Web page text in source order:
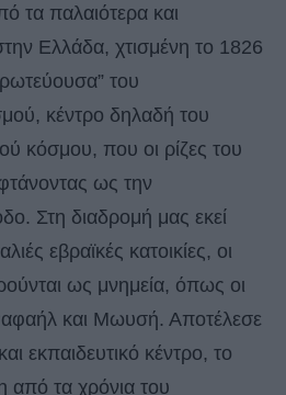
τα παλαιότερα και
Ελλάδα, χτισμένη το 1826
του
κέντρο δηλαδή του
κόσμου, που οι ρίζες του
ως την
Στη διαδρομή μας εκεί
εβραϊκές κατοικίες, οι
ως μνημεία, όπως οι
και Μωυσή. Αποτέλεσε
εκπαιδευτικό κέντρο, το
από τα χρόνια του